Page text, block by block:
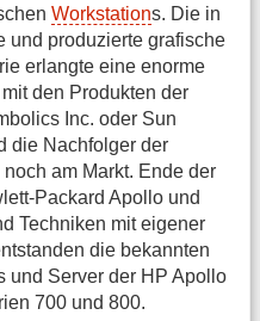
Workstations. Die in
und produzierte grafische
erlangte eine enorme
den Produkten der
Inc. oder Sun
die Nachfolger der
am Markt. Ende der
Packard Apollo und
Techniken mit eigener
die bekannten
und Server der HP Apollo
700 und 800.